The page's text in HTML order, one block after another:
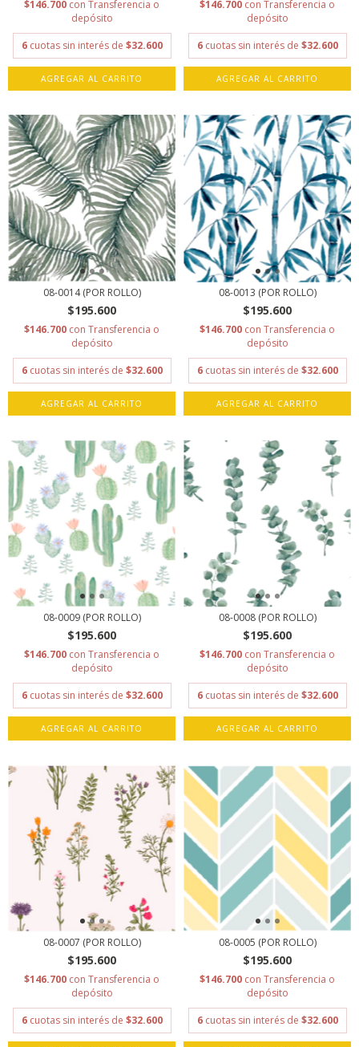
$146.700 con Transferencia o
depósito
6 cuotas sin interés de $32.600
AGREGAR AL CARRITO
$146.700 con Transferencia o
depósito
6 cuotas sin interés de $32.600
AGREGAR AL CARRITO
08-0014 (POR ROLLO)
$195.600
$146.700 con Transferencia o
depósito
6 cuotas sin interés de $32.600
AGREGAR AL CARRITO
08-0013 (POR ROLLO)
$195.600
$146.700 con Transferencia o
depósito
6 cuotas sin interés de $32.600
AGREGAR AL CARRITO
08-0009 (POR ROLLO)
$195.600
$146.700 con Transferencia o
depósito
6 cuotas sin interés de $32.600
AGREGAR AL CARRITO
08-0008 (POR ROLLO)
$195.600
$146.700 con Transferencia o
depósito
6 cuotas sin interés de $32.600
AGREGAR AL CARRITO
08-0007 (POR ROLLO)
$195.600
$146.700 con Transferencia o
depósito
6 cuotas sin interés de $32.600
08-0005 (POR ROLLO)
$195.600
$146.700 con Transferencia o
depósito
6 cuotas sin interés de $32.600